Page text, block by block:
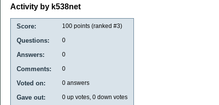
Activity by k538net
Score: 100 points (ranked #3)
Questions: 0
Answers: 0
Comments: 0
Voted on: 0 answers
Gave out: 0 up votes, 0 down votes